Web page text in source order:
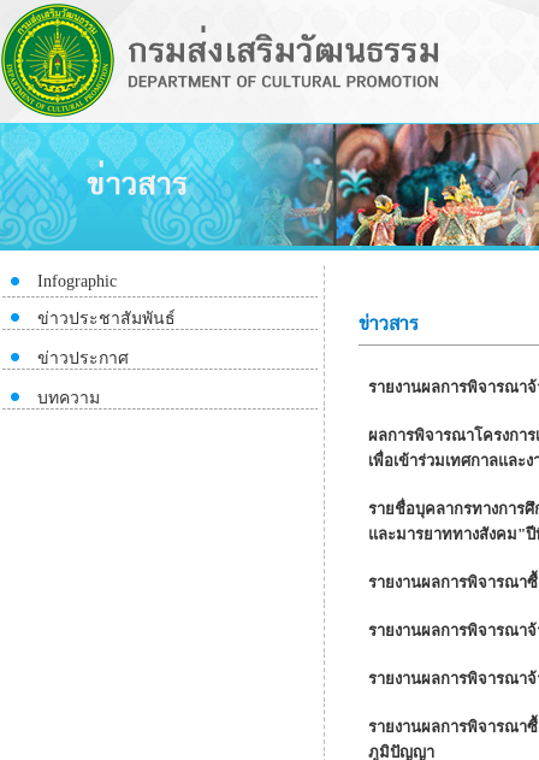
Infographic
ข่าวประชาสัมพันธ์
ข่าวประกาศ
บทความ
ข่าวสาร
รายงานผลการพิจารณา
ผลการพิจารณาโครงกา
เพื่อเข้าร่วมเทศกาลแล
รายชื่อบุคลากรทางการ
และมารยาททางสังคม"
รายงานผลการพิจารณา
รายงานผลการพิจารณา
รายงานผลการพิจารณา
รายงานผลการพิจารณา
ภูมิปัญญา